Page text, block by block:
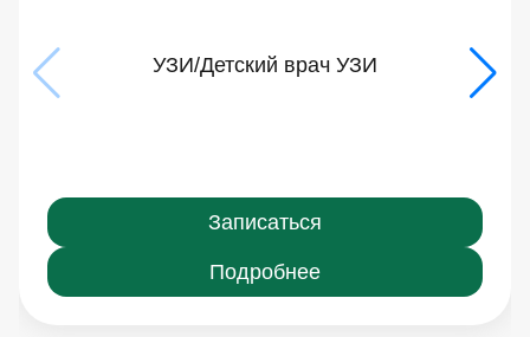
УЗИ/Детский врач УЗИ
Записаться
Подробнее